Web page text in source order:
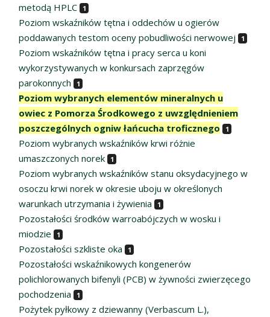
metodą HPLC
1
Poziom wskaźników tętna i oddechów u ogierów
poddawanych testom oceny pobudliwości nerwowej
1
Poziom wskaźników tętna i pracy serca u koni
wykorzystywanych w konkursach zaprzęgów
parokonnych
1
Poziom wybranych elementów mineralnych u
owiec z Pomorza Środkowego z uwzględnieniem
poszczególnych ogniw łańcucha troficznego
1
Poziom wybranych wskaźników krwi różnie
umaszczonych norek
1
Poziom wybranych wskaźników stanu oksydacyjnego w
osoczu krwi norek w okresie uboju w określonych
warunkach utrzymania i żywienia
1
Pozostałości środków warroabójczych w wosku i
miodzie
1
Pozostałości szkliste oka 1
Pozostałości wskaźnikowych kongenerów
polichlorowanych bifenyli (PCB) w żywności zwierzęcego
pochodzenia
1
Pożytek pyłkowy z dziewanny (Verbascum L.),